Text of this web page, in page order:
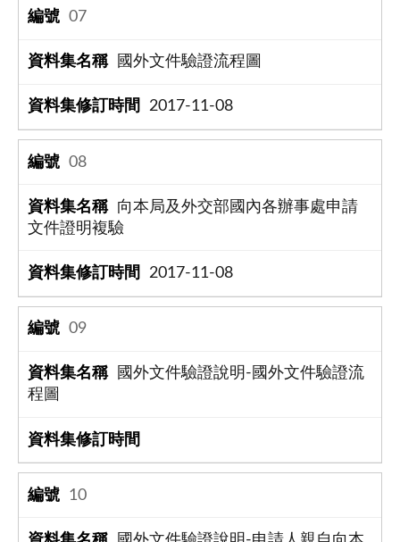
07
國外文件驗證流程圖
2017-11-08
08
向本局及外交部國內各辦事處申請
文件證明複驗
2017-11-08
09
國外文件驗證說明-國外文件驗證流
程圖
10